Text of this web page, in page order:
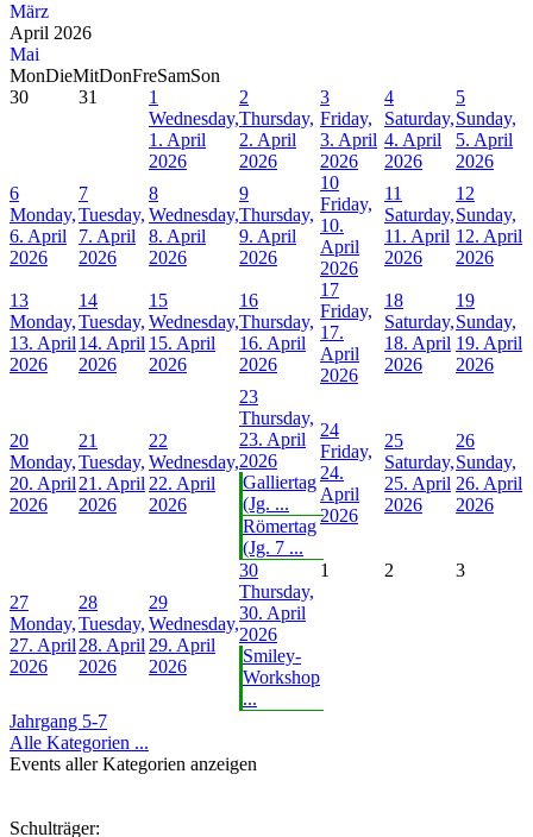
März
April 2026
Mai
MonDieMitDonFreSamSon
30
31
1
Wednesday,
1. April
2026
2
Thursday,
2. April
2026
3
Friday,
3. April
2026
4
Saturday,
4. April
2026
5
Sunday,
5. April
2026
6
Monday,
6. April
2026
7
Tuesday,
7. April
2026
8
Wednesday,
8. April
2026
9
Thursday,
9. April
2026
10
Friday,
10.
April
2026
11
Saturday,
11. April
2026
12
Sunday,
12. April
2026
13
Monday,
13. April
2026
14
Tuesday,
14. April
2026
15
Wednesday,
15. April
2026
16
Thursday,
16. April
2026
17
Friday,
17.
April
2026
18
Saturday,
18. April
2026
19
Sunday,
19. April
2026
20
Monday,
20. April
2026
21
Tuesday,
21. April
2026
22
Wednesday,
22. April
2026
23
Thursday,
23. April
2026
Galliertag
(Jg. ...
Römertag
(Jg. 7 ...
24
Friday,
24.
April
2026
25
Saturday,
25. April
2026
26
Sunday,
26. April
2026
27
Monday,
27. April
2026
28
Tuesday,
28. April
2026
29
Wednesday,
29. April
2026
30
Thursday,
30. April
2026
Smiley-
Workshop
...
1 2 3
Jahrgang 5-7
Alle Kategorien ...
Events aller Kategorien anzeigen
Schulträger: